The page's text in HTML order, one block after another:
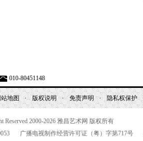
010-80451148
地图 版权说明 免责声明 隐私权保护
Reserved 2000-2026 雅昌艺术网 版权所有
广播电视制作经营许可证（粤）字第717号